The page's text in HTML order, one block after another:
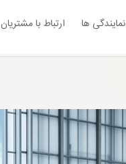
نمایندگی ها ارتباط با مشتریان